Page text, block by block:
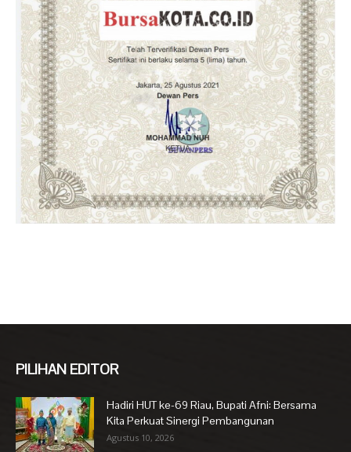
PILIHAN EDITOR
Hadiri HUT ke-69 Riau, Bupati Afni: Bersama
Kita Perkuat Sinergi Pembangunan
Agustus 10, 2026